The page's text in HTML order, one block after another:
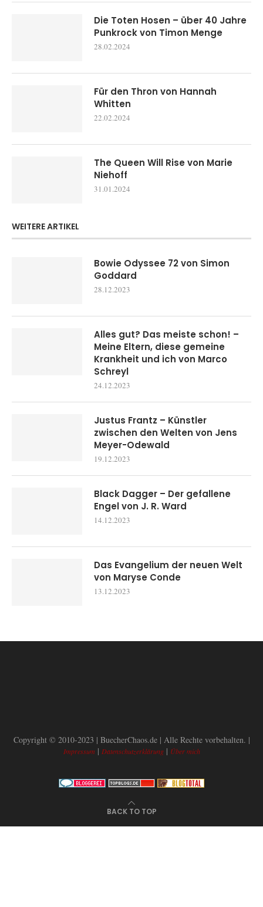
Die Toten Hosen – über 40 Jahre
Punkrock von Timon Menge
28.02.2024
Für den Thron von Hannah
Whitten
22.02.2024
The Queen Will Rise von Marie
Niehoff
31.01.2024
WEITERE ARTIKEL
Bowie Odyssee 72 von Simon
Goddard
28.12.2023
Alles gut? Das meiste schon! –
Meine Eltern, diese gemeine
Krankheit und ich von Marco
Schreyl
24.12.2023
Justus Frantz – Künstler
zwischen den Welten von Jens
Meyer-Odewald
19.12.2023
Black Dagger – Der gefallene
Engel von J. R. Ward
14.12.2023
Das Evangelium der neuen Welt
von Maryse Conde
13.12.2023
Copyright © 2010-2023 | BuecherChaos.de | Alle Rechte vorbehalten. |
Impressum | Datenschutzerklärung| Über mich
BACK TO TOP